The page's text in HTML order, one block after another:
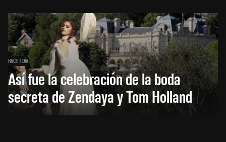
HACE 1 DÍA
Así fue la celebración de la boda
secreta de Zendaya y Tom Holland